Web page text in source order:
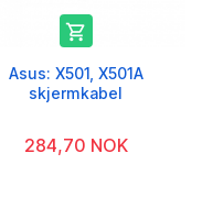

Asus: X501, X501A
skjermkabel
284,70 NOK